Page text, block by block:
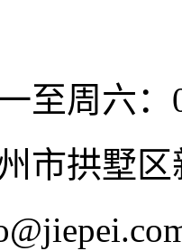
至周六：
市拱墅